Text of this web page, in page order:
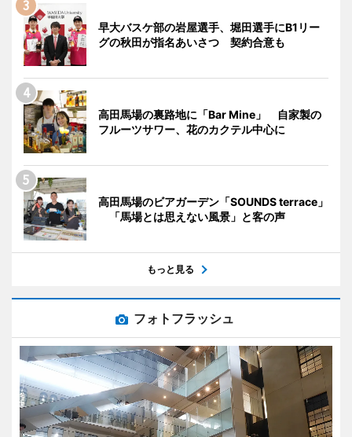
早大バスケ部の岩屋選手、堀田選手にB1リー
グの秋田が指名あいさつ 契約合意も
高田馬場の裏路地に「Bar Mine」 自家製の
フルーツサワー、花のカクテル中心に
高田馬場のビアガーデン「SOUNDS terrace」
「馬場とは思えない風景」と客の声
もっと見る
フォトフラッシュ